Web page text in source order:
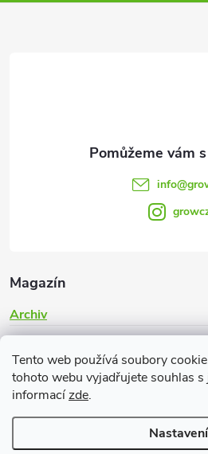
Tento web používá soubory
tohoto webu vyjadřujete souhlas
informacízde.
Nastavení
Magazín
Archiv
info@